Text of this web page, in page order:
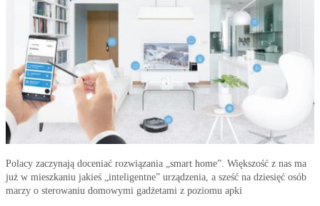
Polacy zaczynają doceniać rozwiązania „smart home”. Większość z nas ma
już w mieszkaniu jakieś „inteligentne” urządzenia, a sześć na dziesięć osób
marzy o sterowaniu domowymi gadżetami z poziomu apki